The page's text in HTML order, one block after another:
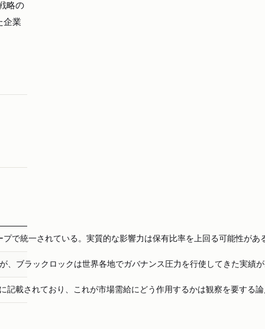
略の
企業
で統一されている。実質的な影響力は保有比率を上回る可能性があ
、ブラックロックは世界各地でガバナンス圧力を行使してきた実績
記載されており、これが市場需給にどう作用するかは観察を要する